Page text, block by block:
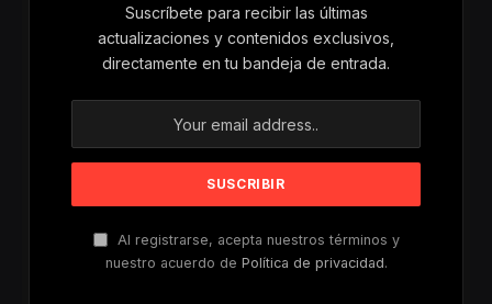
Suscríbete para recibir las últimas
actualizaciones y contenidos exclusivos,
directamente en tu bandeja de entrada.
Al registrarse, acepta nuestros términos y
nuestro acuerdo de Política de privacidad.